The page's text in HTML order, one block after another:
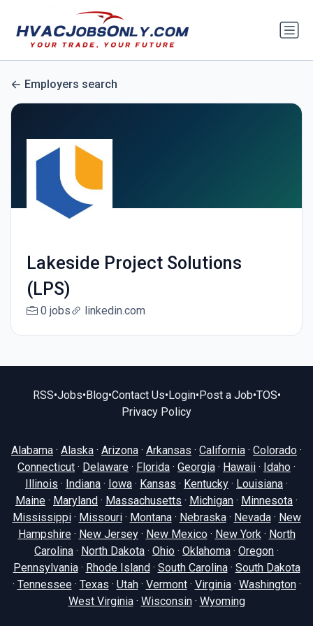
Employers search
Lakeside Project Solutions
(LPS)
0 jobs linkedin.com
RSS•Jobs• Blog•Contact Us• Login• Post a Job•TOS•
Privacy Policy
Alabama · Alaska · Arizona · Arkansas · California · Colorado ·
Connecticut · Delaware · Florida · Georgia · Hawaii · Idaho ·
Illinois · Indiana · Iowa · Kansas · Kentucky · Louisiana ·
Maine · Maryland · Massachusetts · Michigan · Minnesota ·
Mississippi· Missouri· Montana· Nebraska· Nevada· New
Hampshire· New Jersey· New Mexico· New York · North
Carolina · North Dakota · Ohio · Oklahoma · Oregon ·
Pennsylvania· Rhode Island· South Carolina· South Dakota
· Tennessee· Texas · Utah· Vermont· Virginia· Washington·
West Virginia· Wisconsin· Wyoming